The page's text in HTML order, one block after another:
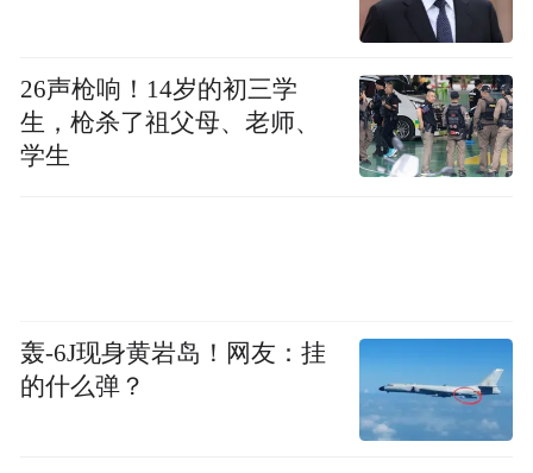
26声枪响！14岁的初三学
生，枪杀了祖父母、老师、
学生
轰-6J现身黄岩岛！网友：挂
的什么弹？